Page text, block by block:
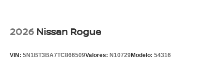
2026 Nissan Rogue
VIN: 5N1BT3BA7TC866509Valores: N10729Modelo: 54316